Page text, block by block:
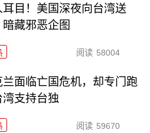
耳目！美国深夜向台湾送
暗藏邪恶企图
阅读 58004
兰面临亡国危机，却专门跑
湾支持台独
阅读 59670